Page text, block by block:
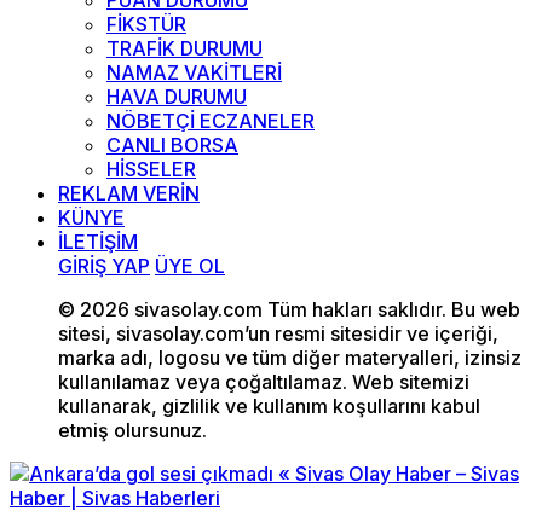
FİKSTÜR
TRAFİK DURUMU
NAMAZ VAKİTLERİ
HAVA DURUMU
NÖBETÇİ ECZANELER
CANLI BORSA
HİSSELER
REKLAM VERİN
KÜNYE
İLETİŞİM
GİRİŞ YAP ÜYE OL
© 2026 sivasolay.com Tüm hakları saklıdır. Bu web
sitesi, sivasolay.com’un resmi sitesidir ve içeriği,
marka adı, logosu ve tüm diğer materyalleri, izinsiz
kullanılamaz veya çoğaltılamaz. Web sitemizi
kullanarak, gizlilik ve kullanım koşullarını kabul
etmiş olursunuz.